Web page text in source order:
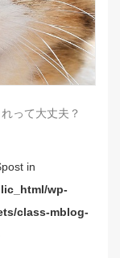
って大丈夫？
in
wp-
class-mblog-